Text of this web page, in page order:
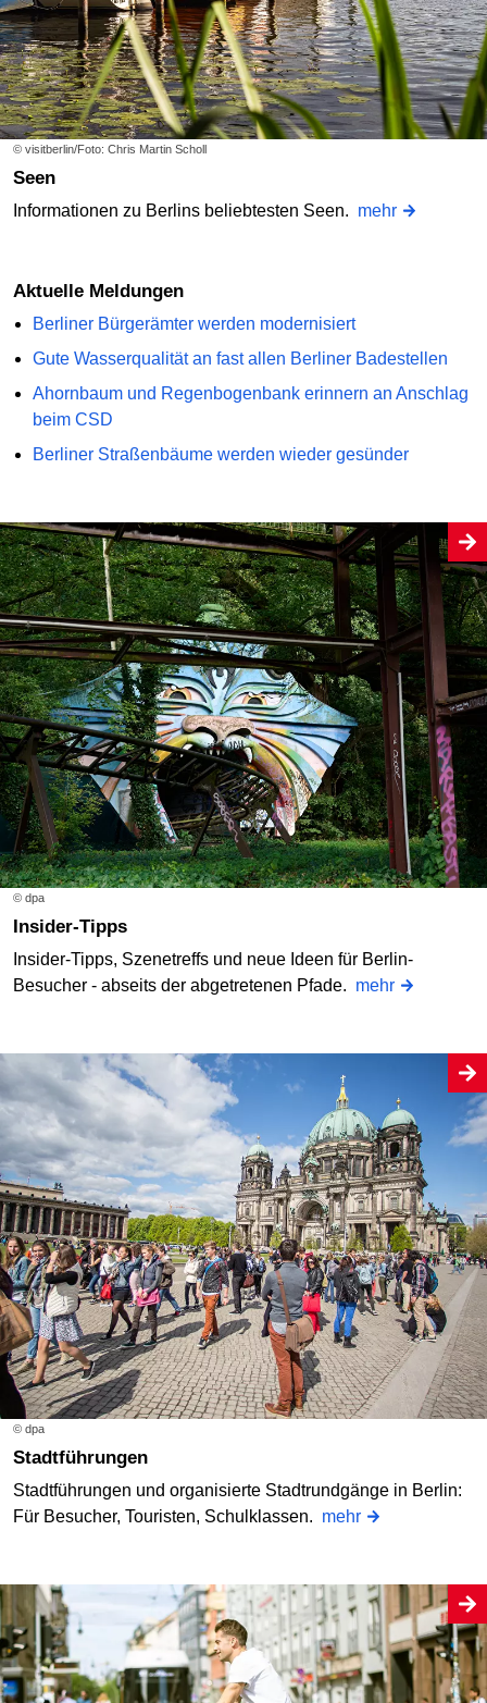
© visitberlin/Foto: Chris Martin Scholl
Seen
Informationen zu Berlins beliebtesten Seen. mehr
Aktuelle Meldungen
Berliner Bürgerämter werden modernisiert
Gute Wasserqualität an fast allen Berliner Badestellen
Ahornbaum und Regenbogenbank erinnern an Anschlag
beim CSD
Berliner Straßenbäume werden wieder gesünder
© dpa
Insider-Tipps
Insider-Tipps, Szenetreffs und neue Ideen für Berlin-
Besucher - abseits der abgetretenen Pfade. mehr
© dpa
Stadtführungen
Stadtführungen und organisierte Stadtrundgänge in Berlin:
Für Besucher, Touristen, Schulklassen. mehr